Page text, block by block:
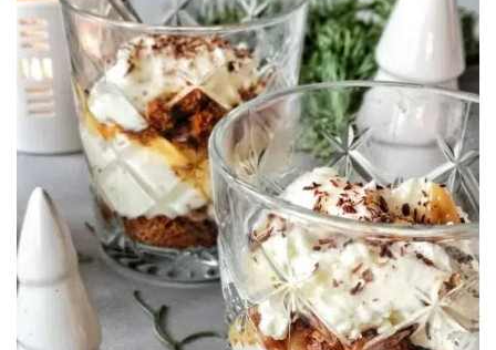
kleding